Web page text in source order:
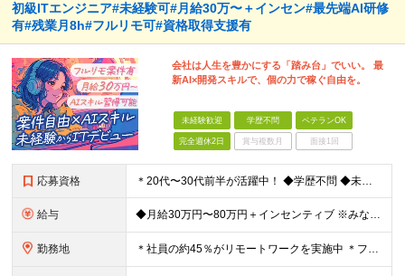
初級ITエンジニア#未経験可#月給30万〜＋インセン#最先端AI研修
有#残業月8h#フルリモ可#資格取得支援有
会社は人生を豊かにする「踏み台」でいい。 最
新AI×開発スキルで、個の力で稼ぐ自由を。
未経験歓迎 学歴不問 ベテランOK
完全週休2日 賞与複数月 面接1回
応募資格 ＊20代〜30代前半が活躍中！ ◆学歴不問 ◆未経験歓迎 ★「手に職をつけたい」「今の自分を変えたい」という意欲を最重視します。 ＼こんな方にピッタリです！／ ◆接客・販売・営業など「人と話す仕事
給与 ◆月給30万円〜80万円＋インセンティブ ※みなし残業代（月10時間・16,000円）を含みます ※超過分は別途支給します ※試用期間3か月あり（給与は28万円、待遇に差異なし）
勤務地 ＊社員の約45％がリモートワークを実施中 ＊フルリモート案件もあり ＊転勤はありません 本社（横浜）または、東京・神奈川の各プロジェクト先。 【本社】 神奈川県横浜市中区不老町2丁目11-8 税経